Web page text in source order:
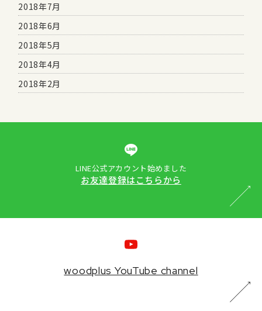
2018年7月
2018年6月
2018年5月
2018年4月
2018年2月
LINE公式アカウント始めました
お友達登録はこちらから
woodplus YouTube channel